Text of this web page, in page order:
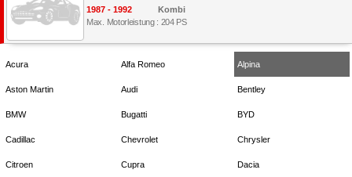
1987 - 1992
Kombi
Max. Motorleistung : 204 PS
Acura Alfa Romeo Alpina
Aston Martin Audi Bentley
BMW Bugatti BYD
Cadillac Chevrolet Chrysler
Citroen Cupra Dacia